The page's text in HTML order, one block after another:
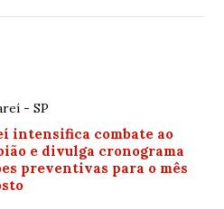
- SP
intensifica combate ao
e divulga cronograma
preventivas para o mês